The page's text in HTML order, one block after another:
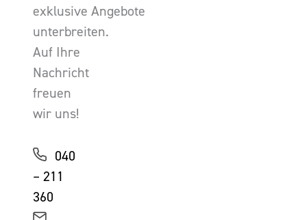
exklusive Angebote
unterbreiten.
Auf Ihre
Nachricht
freuen
wir uns!
040
– 211
360